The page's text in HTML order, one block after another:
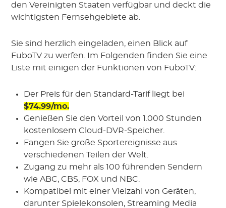
den Vereinigten Staaten verfügbar und deckt die
wichtigsten Fernsehgebiete ab.
Sie sind herzlich eingeladen, einen Blick auf
FuboTV zu werfen. Im Folgenden finden Sie eine
Liste mit einigen der Funktionen von FuboTV:
Der Preis für den Standard-Tarif liegt bei
$74.99/mo.
Genießen Sie den Vorteil von 1.000 Stunden
kostenlosem Cloud-DVR-Speicher.
Fangen Sie große Sportereignisse aus
verschiedenen Teilen der Welt.
Zugang zu mehr als 100 führenden Sendern
wie ABC, CBS, FOX und NBC.
Kompatibel mit einer Vielzahl von Geräten,
darunter Spielekonsolen, Streaming Media